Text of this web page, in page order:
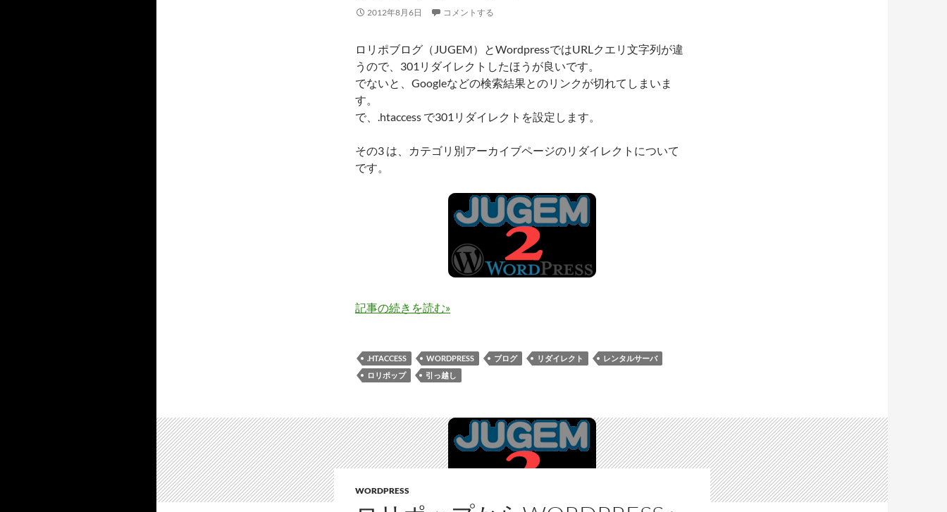
2012年8月6日 コメントする
ロリポブログ（JUGEM）とWordpressではURLクエリ文字列が違
うので、301リダイレクトしたほうが良いです。
でないと、Googleなどの検索結果とのリンクが切れてしまいま
す。
で、.htaccess で301リダイレクトを設定します。
その3 は、カテゴリ別アーカイブページのリダイレクトについて
です。
記事の続きを読む»
.HTACCESS WORDPRESS ブログ リダイレクト
レンタルサーバ
ロリポップ
引っ越し
WORDPRESS